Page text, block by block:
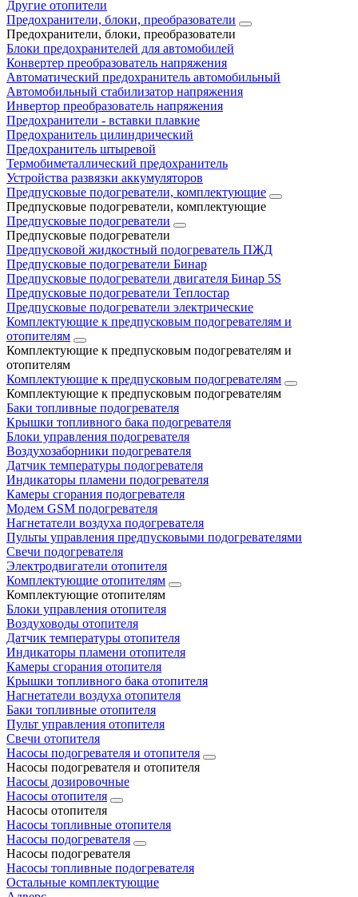
Другие отопители
Предохранители, блоки, преобразователи
Предохранители, блоки, преобразователи
Блоки предохранителей для автомобилей
Конвертер преобразователь напряжения
Автоматический предохранитель автомобильный
Автомобильный стабилизатор напряжения
Инвертор преобразователь напряжения
Предохранители - вставки плавкие
Предохранитель цилиндрический
Предохранитель штыревой
Термобиметаллический предохранитель
Устройства развязки аккумуляторов
Предпусковые подогреватели, комплектующие
Предпусковые подогреватели, комплектующие
Предпусковые подогреватели
Предпусковые подогреватели
Предпусковой жидкостный подогреватель ПЖД
Предпусковые подогреватели Бинар
Предпусковые подогреватели двигателя Бинар 5S
Предпусковые подогреватели Теплостар
Предпусковые подогреватели электрические
Комплектующие к предпусковым подогревателям и
отопителям
Комплектующие к предпусковым подогревателям и
отопителям
Комплектующие к предпусковым подогревателям
Комплектующие к предпусковым подогревателям
Баки топливные подогревателя
Крышки топливного бака подогревателя
Блоки управления подогревателя
Воздухозаборники подогревателя
Датчик температуры подогревателя
Индикаторы пламени подогревателя
Камеры сгорания подогревателя
Модем GSM подогревателя
Нагнетатели воздуха подогревателя
Пульты управления предпусковыми подогревателями
Свечи подогревателя
Электродвигатели отопителя
Комплектующие отопителям
Комплектующие отопителям
Блоки управления отопителя
Воздуховоды отопителя
Датчик температуры отопителя
Индикаторы пламени отопителя
Камеры сгорания отопителя
Крышки топливного бака отопителя
Нагнетатели воздуха отопителя
Баки топливные отопителя
Пульт управления отопителя
Свечи отопителя
Насосы подогревателя и отопителя
Насосы подогревателя и отопителя
Насосы дозировочные
Насосы отопителя
Насосы отопителя
Насосы топливные отопителя
Насосы подогревателя
Насосы подогревателя
Насосы топливные подогревателя
Остальные комплектующие